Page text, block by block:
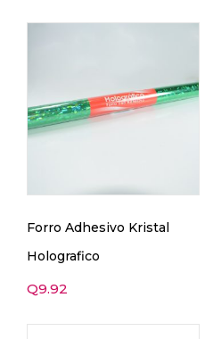
Forro Adhesivo Kristal
Holografico
Q9.92